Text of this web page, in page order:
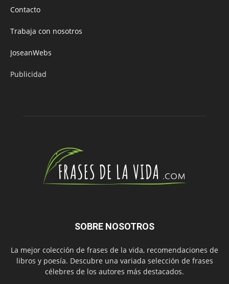
Contacto
Trabaja con nosotros
JoseanWebs
Publicidad
SOBRE NOSOTROS
La mejor colección de frases de la vida, recomendaciones de
libros y poesía. Descubre una variada selección de frases
célebres de los autores más destacados.